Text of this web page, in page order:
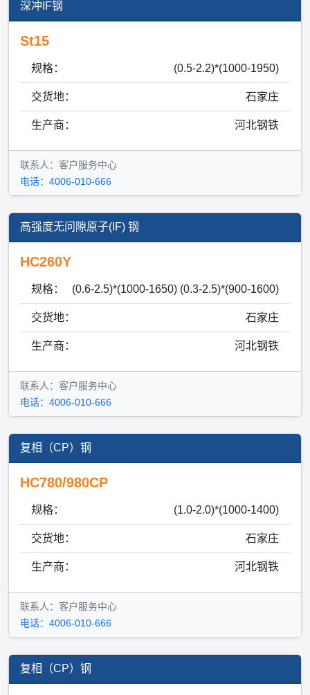
深冲IF钢
St15
规格： (0.5-2.2)*(1000-1950)
交货地： 石家庄
生产商： 河北钢铁
联系人：客户服务中心
电话：4006-010-666
高强度无问隙原子(IF) 钢
HC260Y
规格： (0.6-2.5)*(1000-1650) (0.3-2.5)*(900-1600)
交货地： 石家庄
生产商： 河北钢铁
联系人：客户服务中心
电话：4006-010-666
复相（CP）钢
HC780/980CP
规格： (1.0-2.0)*(1000-1400)
交货地： 石家庄
生产商： 河北钢铁
联系人：客户服务中心
电话：4006-010-666
复相（CP）钢